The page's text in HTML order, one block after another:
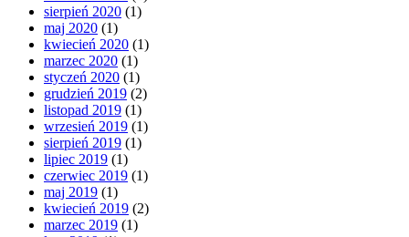
sierpień 2020 (1)
maj 2020 (1)
kwiecień 2020 (1)
marzec 2020 (1)
styczeń 2020 (1)
grudzień 2019 (2)
listopad 2019 (1)
wrzesień 2019 (1)
sierpień 2019 (1)
lipiec 2019 (1)
czerwiec 2019 (1)
maj 2019 (1)
kwiecień 2019 (2)
marzec 2019 (1)